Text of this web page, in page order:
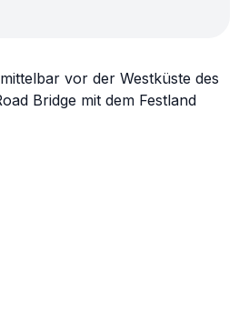
vor der Westküste des
Bridge mit dem Festland